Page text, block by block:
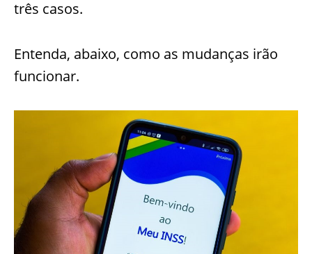
três casos.
Entenda, abaixo, como as mudanças irão
funcionar.